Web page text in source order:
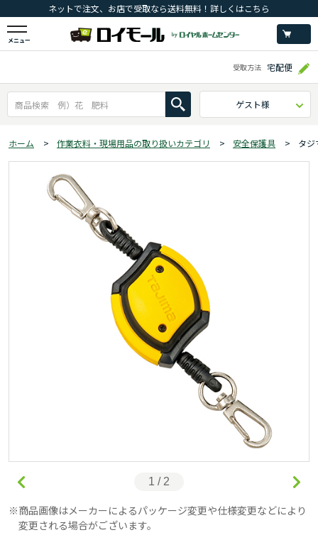
ネットで注文、お店で受取なら送料無料！詳しくはこちら
メニュー
受取方法 宅配便
ゲスト様
ホーム > 作業衣料・現場用品の取り扱いカテゴリ > 安全保護具 > タ
1 / 2
商品画像はメーカーによるパッケージ変更や仕様変更などにより
変更される場合がございます。